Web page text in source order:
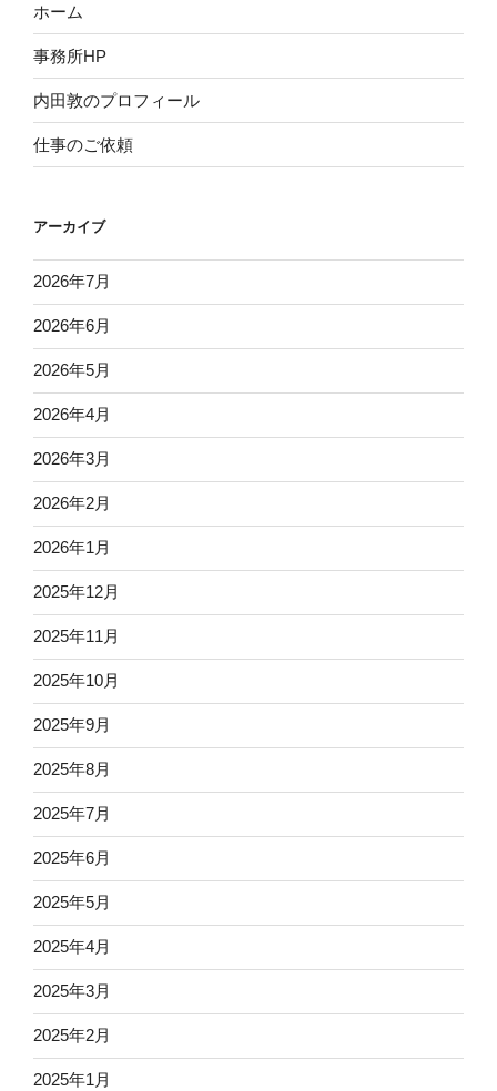
ホーム
事務所HP
内田敦のプロフィール
仕事のご依頼
アーカイブ
2026年7月
2026年6月
2026年5月
2026年4月
2026年3月
2026年2月
2026年1月
2025年12月
2025年11月
2025年10月
2025年9月
2025年8月
2025年7月
2025年6月
2025年5月
2025年4月
2025年3月
2025年2月
2025年1月